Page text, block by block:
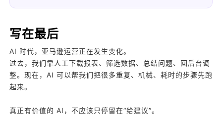
写在最后
AI 时代，亚马逊运营正在发生变化。
过去，我们靠人工下载报表、筛选数据、总结问题、回后台调
整。现在，AI 可以帮我们把很多重复、机械、耗时的步骤先跑
起来。
真正有价值的 AI，不应该只停留在“给建议”。